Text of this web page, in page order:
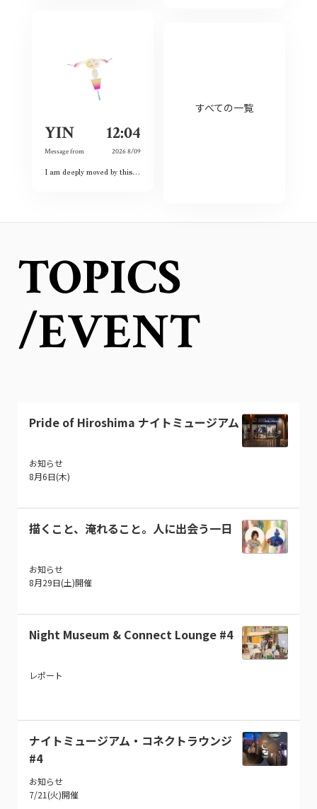
YIN 12:04
Message from 2026 8/09
I am deeply moved by this exhibition because I have witnessed the spirit of courage and never-give-up among the land and the people. Although this city had once completely destroyed, but the people still believed the future and ordinary lives. That’s what I love this city so much and today is my second time visiting Hiroshima 🥰❤️
すべての一覧
TOPICS
/EVENT
Pride of Hiroshima ナイトミュージアム
お知らせ
8月6日(木)
描くこと、淹れること。人に出会う一日
お知らせ
8月29日(土)開催
Night Museum & Connect Lounge #4
レポート
ナイトミュージアム・コネクトラウンジ
#4
お知らせ
7/21(火)開催